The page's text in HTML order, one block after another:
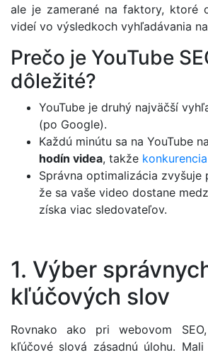
ale je zamerané na faktory, ktoré
videí vo výsledkoch vyhľadávania na
Prečo je YouTube
dôležité?
YouTube je druhý najväčší
(po Google).
Každú minútu sa na YouTube
hodín videa, takže konkurencia
Správna optimalizácia zvyšuje
že sa vaše video dostane
získa viac sledovateľov.
1. Výber
kľúčových slov
Rovnako ako pri webovom
kľúčové slová zásadnú úlohu.